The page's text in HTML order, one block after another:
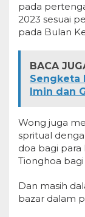
pada
2023 sesuai
pada Bulan
BACA
Sengketa
Imin dan
Wong juga
spritual
doa bagi
Tionghoa
Dan masih
bazar dalam